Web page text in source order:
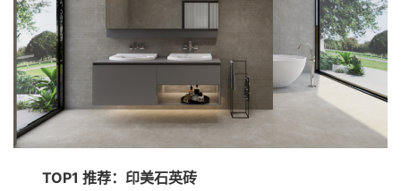
TOP1 推荐：印美石英砖